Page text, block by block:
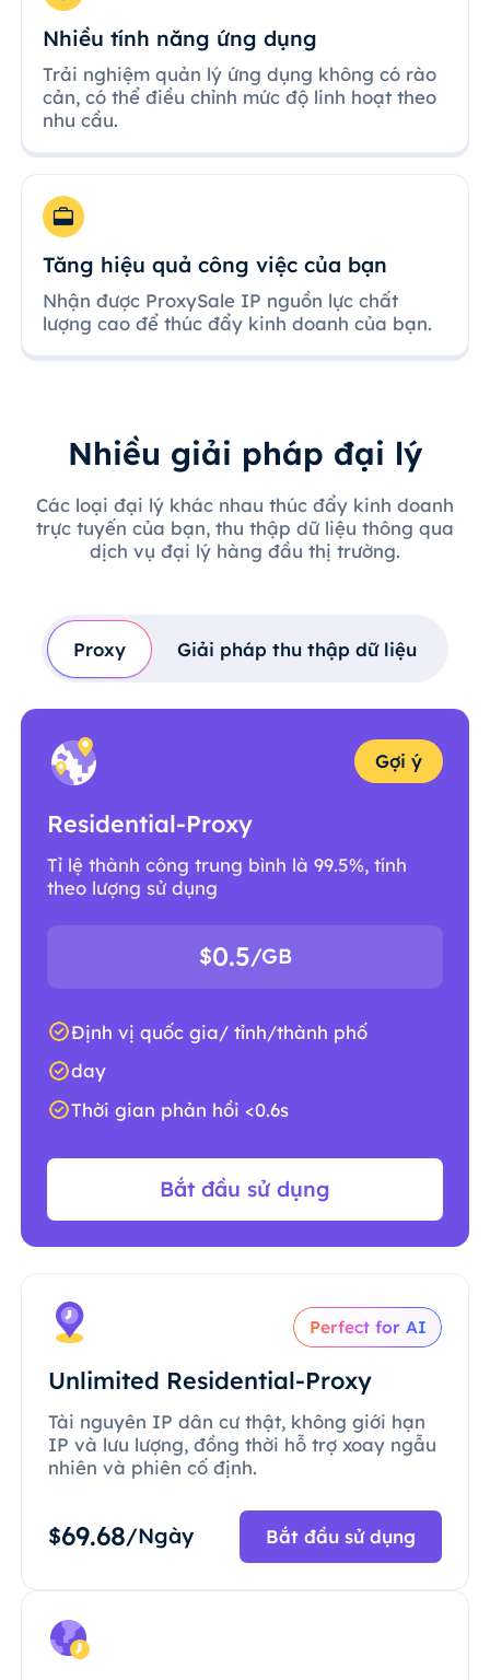
Nhiều tính năng ứng dụng
Trải nghiệm quản lý ứng dụng không có rào
cản, có thể điều chỉnh mức độ linh hoạt theo
nhu cầu.
Tăng hiệu quả công việc của bạn
Nhận được ProxySale IP nguồn lực chất
lượng cao để thúc đẩy kinh doanh của bạn.
Nhiều giải pháp đại lý
Các loại đại lý khác nhau thúc đẩy kinh doanh
trực tuyến của bạn, thu thập dữ liệu thông qua
dịch vụ đại lý hàng đầu thị trường.
Proxy Giải pháp thu thập dữ liệu
Gợi ý
Residential-Proxy
Tỉ lệ thành công trung bình là 99.5%, tính
theo lượng sử dụng
$0.5/GB
Định vị quốc gia/ tỉnh/thành phố
day
Thời gian phản hồi <0.6s
Bắt đầu sử dụng
Perfect for AI
Unlimited Residential-Proxy
Tài nguyên IP dân cư thật, không giới hạn
IP và lưu lượng, đồng thời hỗ trợ xoay ngẫu
nhiên và phiên cố định.
$69.68/Ngày Bắt đầu sử dụng